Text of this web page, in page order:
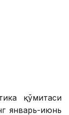
қўмитаси
январь-июнь